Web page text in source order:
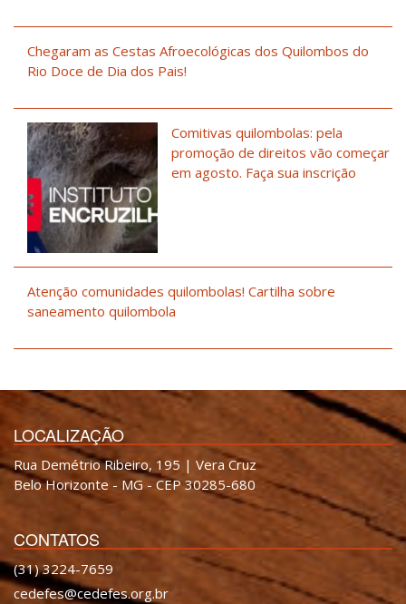
Chegaram as Cestas Afroecológicas dos Quilombos do
Rio Doce de Dia dos Pais!
Comitivas quilombolas: pela
promoção de direitos vão começar
em agosto. Faça sua inscrição
Atenção comunidades quilombolas! Cartilha sobre
saneamento quilombola
LOCALIZAÇÃO
Rua Demétrio Ribeiro, 195 | Vera Cruz
Belo Horizonte - MG - CEP 30285-680
CONTATOS
(31) 3224-7659
cedefes@cedefes.org.br